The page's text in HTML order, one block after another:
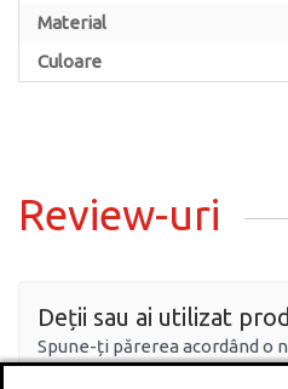
Material
Culoare
Review-uri
Deții sau ai utilizat
Spune-ți părerea acordând o